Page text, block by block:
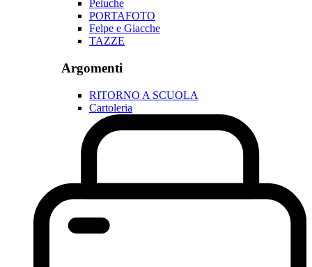
Peluche
PORTAFOTO
Felpe e Giacche
TAZZE
Argomenti
RITORNO A SCUOLA
Cartoleria